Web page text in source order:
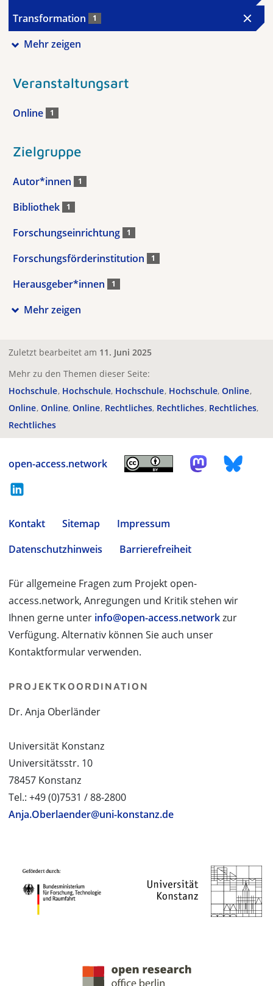
Transformation 1
Mehr zeigen
Veranstaltungsart
Online 1
Zielgruppe
Autor*innen 1
Bibliothek 1
Forschungseinrichtung 1
Forschungsförderinstitution 1
Herausgeber*innen 1
Mehr zeigen
Zuletzt bearbeitet am 11. Juni 2025
Mehr zu den Themen dieser Seite:
Hochschule Hochschule Hochschule Hochschule Online
Online Online Online Rechtliches Rechtliches Rechtliches
Rechtliches
open-access.network
Kontakt Sitemap
Impressum
Datenschutzhinweis
Barrierefreiheit
Für allgemeine Fragen zum Projekt open-
access.network, Anregungen und Kritik stehen wir
Ihnen gerne unter info@open-access.networkzur
Verfügung. Alternativ können Sie auch unser
Kontaktformular verwenden.
PROJEKTKOORDINATION
Dr. Anja Oberländer
Universität Konstanz
Universitätsstr. 10
78457 Konstanz
Tel.: +49 (0)7531 / 88-2800
Anja.Oberlaender@uni-konstanz.de